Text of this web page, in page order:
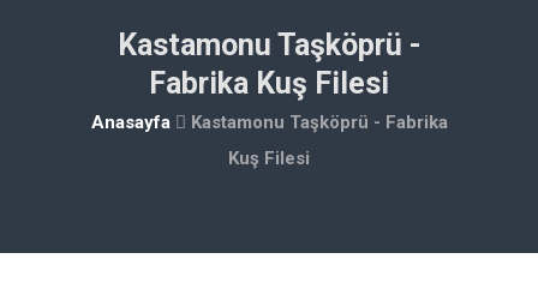
Kastamonu Taşköprü -
Fabrika Kuş Filesi
Anasayfa
Kastamonu Taşköprü - Fabrika
Kuş Filesi